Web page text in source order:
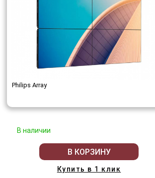
Philips Array
В наличии
В КОРЗИНУ
Купить в 1 клик